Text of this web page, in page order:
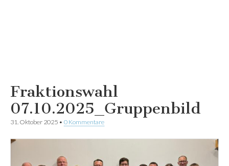
Fraktionswahl
07.10.2025_Gruppenbild
31. Oktober 2025 • 0 Kommentare